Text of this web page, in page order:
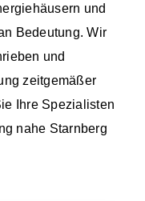
und
Bedeutung. Wir
und
zeitgemäßer
Ihre Spezialisten
nahe Starnberg